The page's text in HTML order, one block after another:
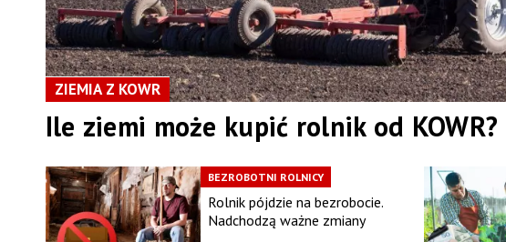
ZIEMIA Z KOWR
Ile ziemi może kupić rolnik od KOWR?
BEZROBOTNI ROLNICY
Rolnik pójdzie na bezrobocie.
Nadchodzą ważne zmiany